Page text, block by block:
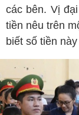
các bên. Vị
tiền nêu trên
biết số tiền